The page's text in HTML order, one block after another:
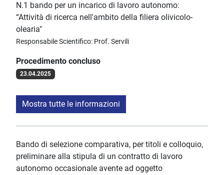
N.1 bando per un incarico di lavoro autonomo:
“Attività di ricerca nell'ambito della filiera olivicolo-
olearia"
Responsabile Scientifico: Prof. Servili
Procedimento concluso
23.04.2025
Mostra tutte le informazioni
Bando di selezione comparativa, per titoli e colloquio,
preliminare alla stipula di un contratto di lavoro
autonomo occasionale avente ad oggetto